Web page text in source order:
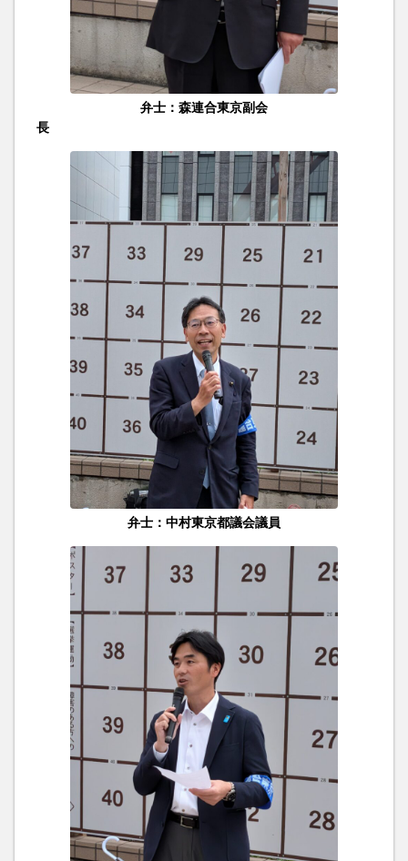
弁士：森連合東京副会
長
弁士：中村東京都議会議員